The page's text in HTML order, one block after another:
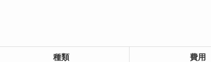
種類 費用